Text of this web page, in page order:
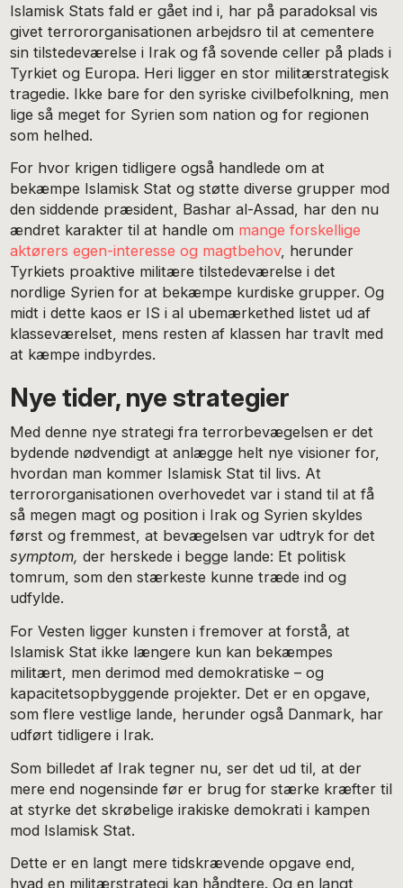
Islamisk Stats fald er gået ind i, har på paradoksal vis
givet terrororganisationen arbejdsro til at cementere
sin tilstedeværelse i Irak og få sovende celler på plads i
Tyrkiet og Europa. Heri ligger en stor militærstrategisk
tragedie. Ikke bare for den syriske civilbefolkning, men
lige så meget for Syrien som nation og for regionen
som helhed.
For hvor krigen tidligere også handlede om at
bekæmpe Islamisk Stat og støtte diverse grupper mod
den siddende præsident, Bashar al-Assad, har den nu
ændret karakter til at handle om mange forskellige
aktørers egen-interesse og magtbehov, herunder
Tyrkiets proaktive militære tilstedeværelse i det
nordlige Syrien for at bekæmpe kurdiske grupper. Og
midt i dette kaos er IS i al ubemærkethed listet ud af
klasseværelset, mens resten af klassen har travlt med
at kæmpe indbyrdes.
Nye tider, nye strategier
Med denne nye strategi fra terrorbevægelsen er det
bydende nødvendigt at anlægge helt nye visioner for,
hvordan man kommer Islamisk Stat til livs. At
terrororganisationen overhovedet var i stand til at få
så megen magt og position i Irak og Syrien skyldes
først og fremmest, at bevægelsen var udtryk for det
symptom, der herskede i begge lande: Et politisk
tomrum, som den stærkeste kunne træde ind og
udfylde.
For Vesten ligger kunsten i fremover at forstå, at
Islamisk Stat ikke længere kun kan bekæmpes
militært, men derimod med demokratiske – og
kapacitetsopbyggende projekter. Det er en opgave,
som flere vestlige lande, herunder også Danmark, har
udført tidligere i Irak.
Som billedet af Irak tegner nu, ser det ud til, at der
mere end nogensinde før er brug for stærke kræfter til
at styrke det skrøbelige irakiske demokrati i kampen
mod Islamisk Stat.
Dette er en langt mere tidskrævende opgave end,
hvad en militærstrategi kan håndtere. Og en langt